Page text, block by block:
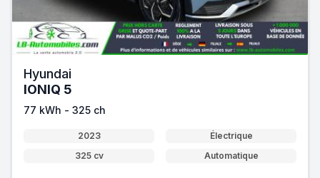
Hyundai
IONIQ 5
77 kWh - 325 ch
2023
Électrique
325 cv
Automatique